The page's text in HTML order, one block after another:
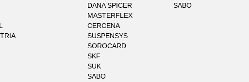
DANA SPICER
MASTERFLEX
CERCENA
SUSPENSYS
SOROCARD
SKF
SUK
SABO
SABO